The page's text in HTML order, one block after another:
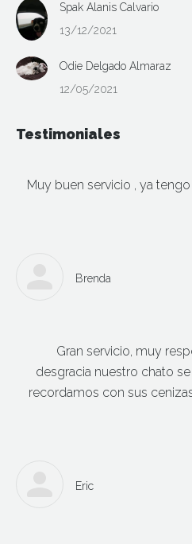
Spak Alanis Calvario
13/12/2021
Odie Delgado Almaraz
12/05/2021
Testimoniales
Muy buen servicio , ya
Brenda
Gran servicio, muy
desgracia nuestro chato
recordamos con sus
Eric